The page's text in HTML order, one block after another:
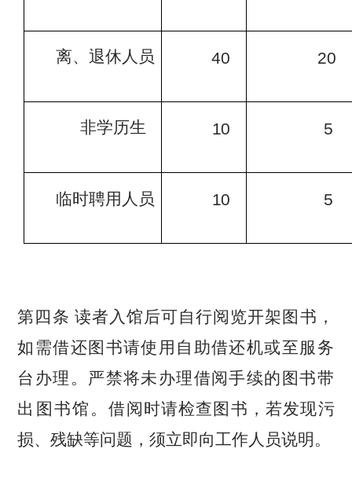
离、退休人员 40 20
非学历生 10 5
临时聘用人员 10 5
第四条 读者入馆后可自行阅览开架图书，
如需借还图书请使用自助借还机或至服务
台办理。严禁将未办理借阅手续的图书带
出图书馆。借阅时请检查图书，若发现污
损、残缺等问题，须立即向工作人员说明。